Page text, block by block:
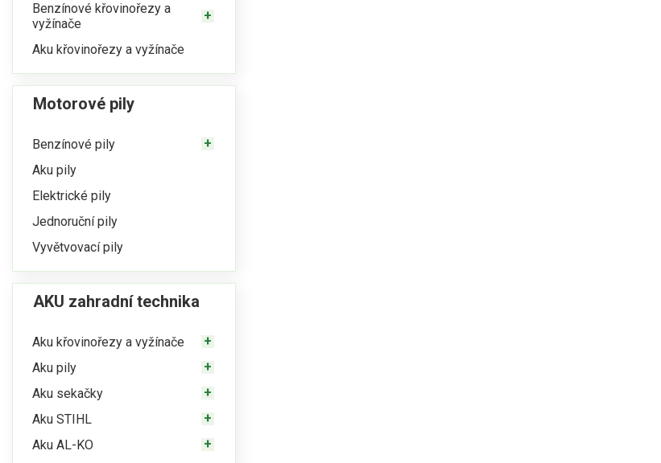
Benzínové křovinořezy a
vyžínače
Aku křovinořezy a vyžínače
Motorové pily
Benzínové pily
Aku pily
Elektrické pily
Jednoruční pily
Vyvětvovací pily
AKU zahradní technika
Aku křovinořezy a vyžínače
Aku pily
Aku sekačky
Aku STIHL
Aku AL-KO